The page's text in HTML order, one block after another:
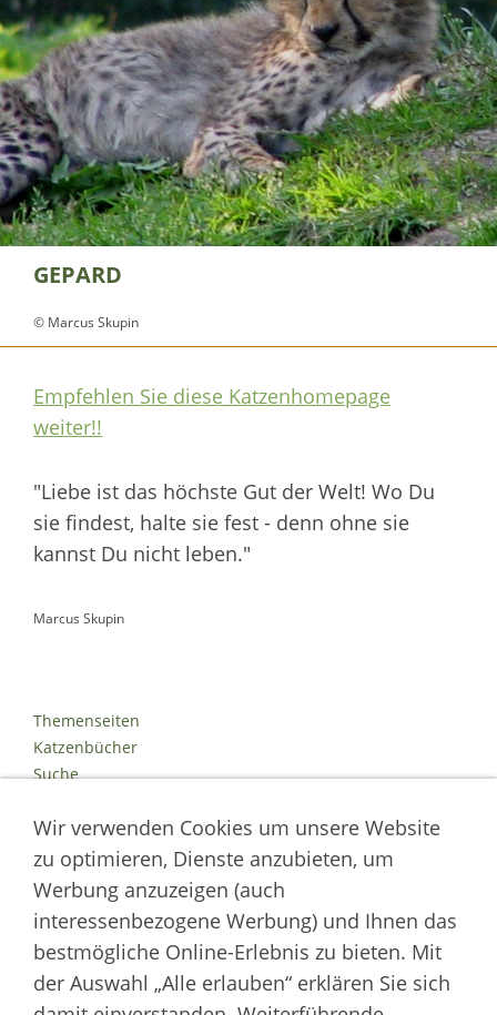
GEPARD
© Marcus Skupin
Empfehlen Sie diese Katzenhomepage
weiter!!
"Liebe ist das höchste Gut der Welt! Wo Du
sie findest, halte sie fest - denn ohne sie
kannst Du nicht leben."
Marcus Skupin
Themenseiten
Katzenbücher
Suche
Impressum
Datenschutz
Cookies
Autor der Welt der Katzen
___________________
Wir verwenden Cookies um unsere Website
zu optimieren, Dienste anzubieten, um
Werbung anzuzeigen (auch
interessenbezogene Werbung) und Ihnen das
bestmögliche Online-Erlebnis zu bieten. Mit
der Auswahl „Alle erlauben“ erklären Sie sich